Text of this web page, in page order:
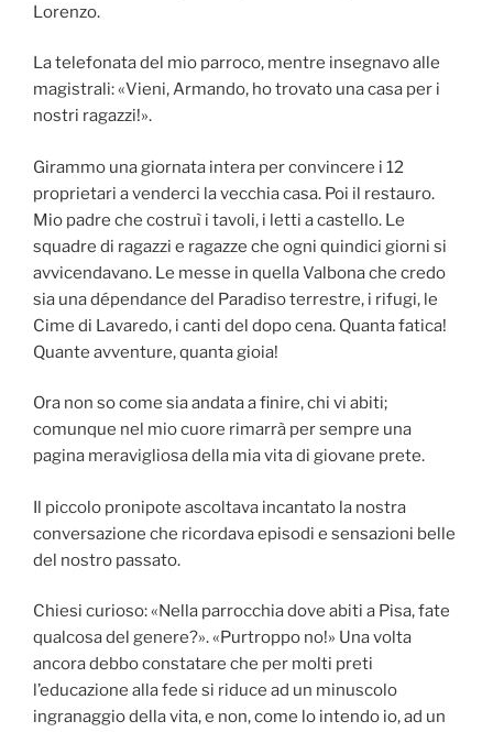
Lorenzo.
La telefonata del mio parroco, mentre insegnavo alle
magistrali: «Vieni, Armando, ho trovato una casa per i
nostri ragazzi!».
Girammo una giornata intera per convincere i 12
proprietari a venderci la vecchia casa. Poi il restauro.
Mio padre che costruì i tavoli, i letti a castello. Le
squadre di ragazzi e ragazze che ogni quindici giorni si
avvicendavano. Le messe in quella Valbona che credo
sia una dépendance del Paradiso terrestre, i rifugi, le
Cime di Lavaredo, i canti del dopo cena. Quanta fatica!
Quante avventure, quanta gioia!
Ora non so come sia andata a finire, chi vi abiti;
comunque nel mio cuore rimarrà per sempre una
pagina meravigliosa della mia vita di giovane prete.
Il piccolo pronipote ascoltava incantato la nostra
conversazione che ricordava episodi e sensazioni belle
del nostro passato.
Chiesi curioso: «Nella parrocchia dove abiti a Pisa, fate
qualcosa del genere?». «Purtroppo no!» Una volta
ancora debbo constatare che per molti preti
l’educazione alla fede si riduce ad un minuscolo
ingranaggio della vita, e non, come lo intendo io, ad un